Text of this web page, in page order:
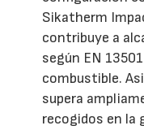
Sikatherm
contribuye a
según EN
combustible.
supera
recogidos en la